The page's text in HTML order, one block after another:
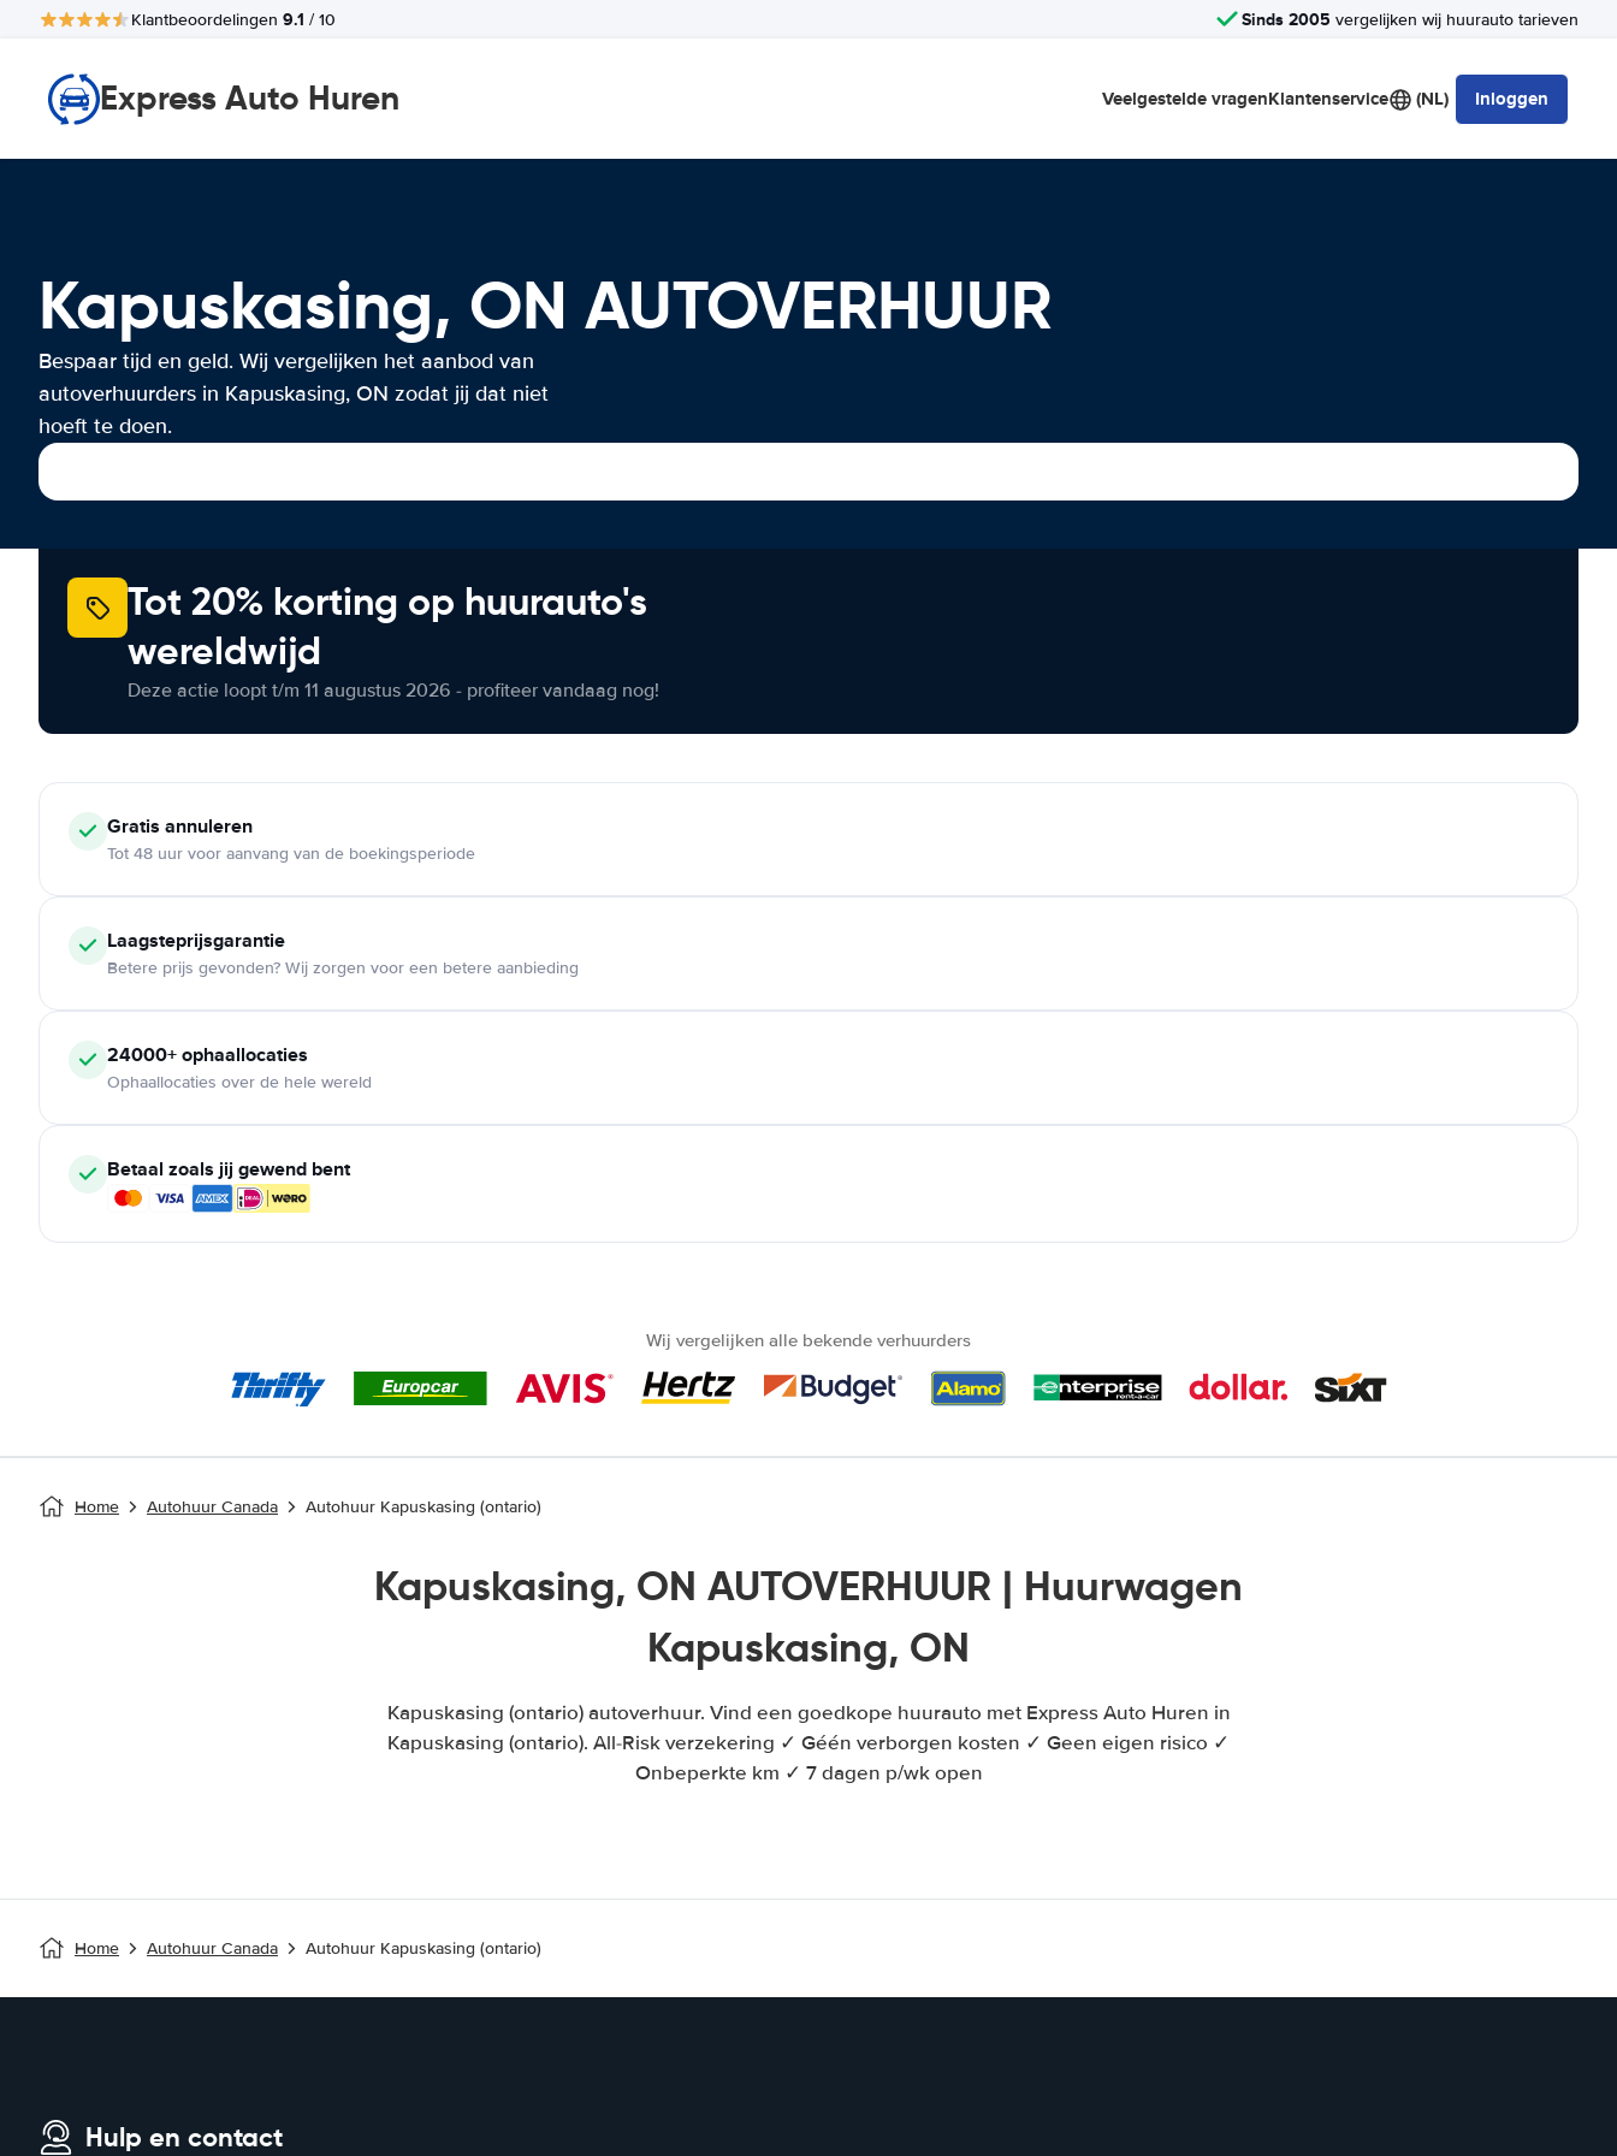
Klantbeoordelingen 9.1 / 10 Sinds 2005 vergelijken wij huurauto tarieven
Express Auto Huren Veelgestelde vragenKlantenservice (NL) Inloggen
Kapuskasing, ON AUTOVERHUUR
Bespaar tijd en geld. Wij vergelijken het aanbod van
autoverhuurders in Kapuskasing, ON zodat jij dat niet
hoeft te doen.
Tot 20% korting op huurauto's
wereldwijd
Deze actie loopt t/m 11 augustus 2026 - profiteer vandaag nog!
Gratis annuleren
Tot 48 uur voor aanvang van de boekingsperiode
Laagsteprijsgarantie
Betere prijs gevonden? Wij zorgen voor een betere aanbieding
24000+ ophaallocaties
Ophaallocaties over de hele wereld
Betaal zoals jij gewend bent
Wij vergelijken alle bekende verhuurders
Home Autohuur Canada Autohuur Kapuskasing (ontario)
Kapuskasing, ON AUTOVERHUUR | Huurwagen
Kapuskasing, ON
Kapuskasing (ontario) autoverhuur. Vind een goedkope huurauto met Express Auto Huren in
Kapuskasing (ontario). All-Risk verzekering ✓ Géén verborgen kosten ✓ Geen eigen risico ✓
Onbeperkte km ✓ 7 dagen p/wk open
Home Autohuur Canada Autohuur Kapuskasing (ontario)
Hulp en contact